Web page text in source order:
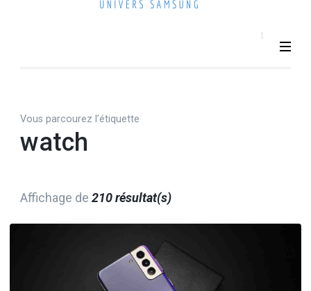
Vous parcourez l’étiquette
watch
Affichage de 210 résultat(s)